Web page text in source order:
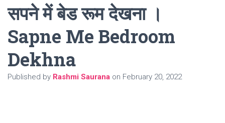
सपने में बेड रूम देखना ।
Sapne Me Bedroom
Dekhna
Published by Rashmi Saurana on February 20, 2022